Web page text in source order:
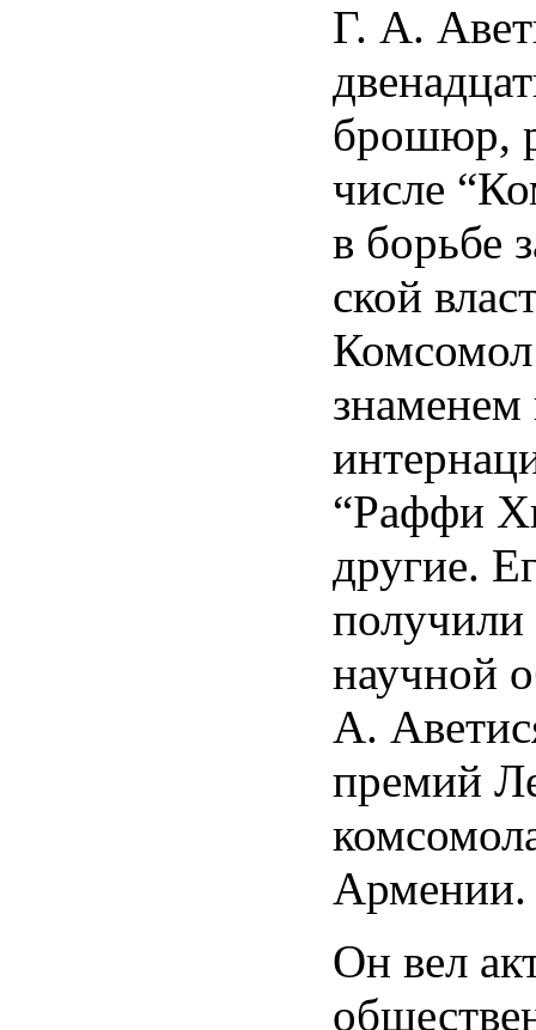
Г. А.
брошюр,
числе
в борьбе
ской
Комсомол
знаменем
“Раффи
другие.
научной
А.
премий
Армении.
Он вел